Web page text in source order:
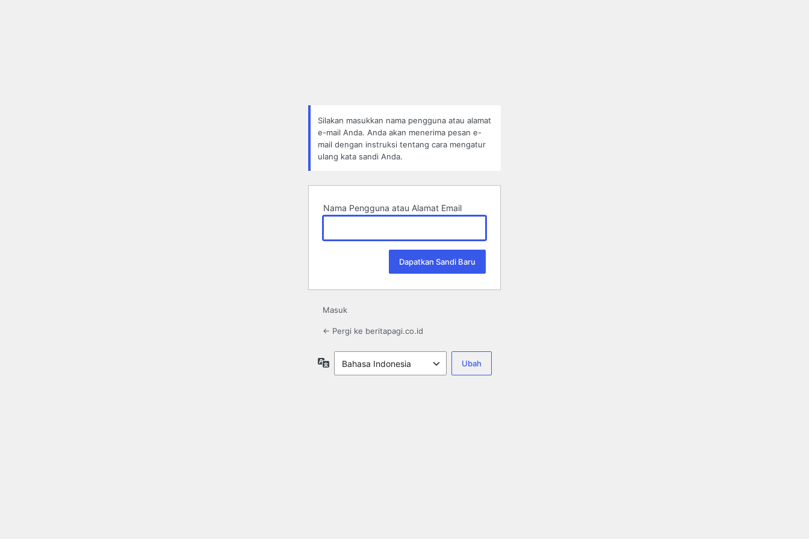
Silakan masukkan nama pengguna atau alamat
e-mail Anda. Anda akan menerima pesan e-
mail dengan instruksi tentang cara mengatur
ulang kata sandi Anda.
Nama Pengguna atau Alamat Email
Masuk
← Pergi ke beritapagi.co.id
Bahasa